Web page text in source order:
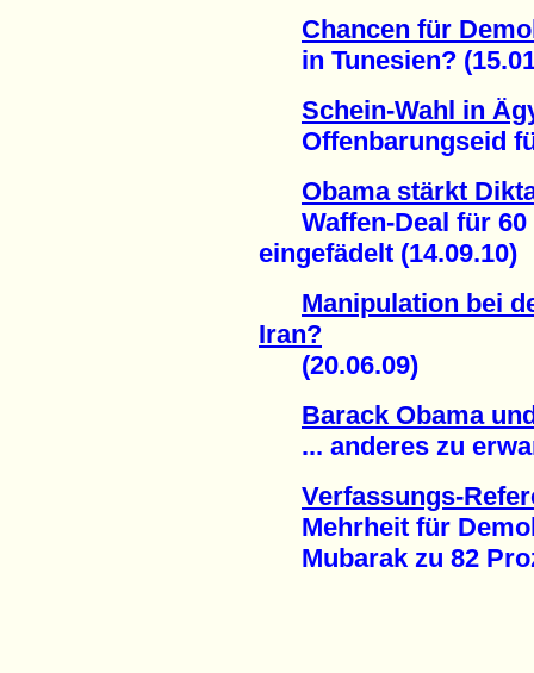
Chancen für
in Tunesien?
Schein-Wahl in
Offenbarungseid
Obama stärkt
Waffen-Deal für 60
eingefädelt (14.09.10)
Manipulation bei
Iran?
(20.06.09)
Barack Obama
... anderes zu
Verfassungs-
Mehrheit für
Mubarak zu 82